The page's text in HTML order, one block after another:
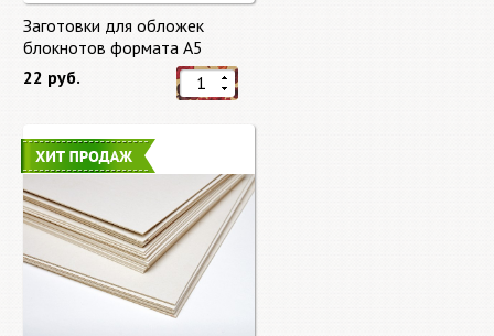
Заготовки для обложек
блокнотов формата А5
22 руб.